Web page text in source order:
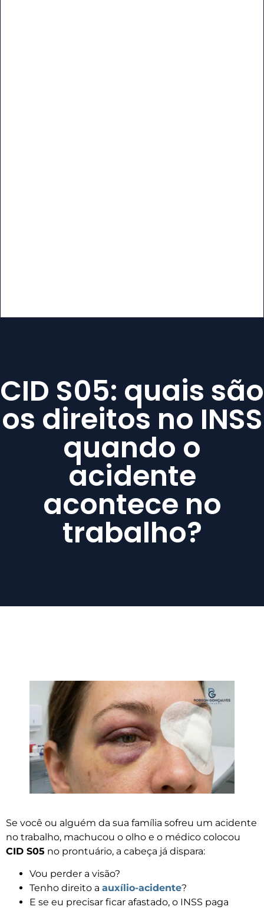
CID S05: quais são
os direitos no INSS
quando o
acidente
acontece no
trabalho?
Se você ou alguém da sua família sofreu um acidente
no trabalho, machucou o olho e o médico colocou
CID S05 no prontuário, a cabeça já dispara:
Vou perder a visão?
Tenho direito a auxílio-acidente?
E se eu precisar ficar afastado, o INSS paga